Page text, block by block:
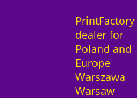
PrintFactory
dealer for
Poland and
Europe
Warszawa
Warsaw